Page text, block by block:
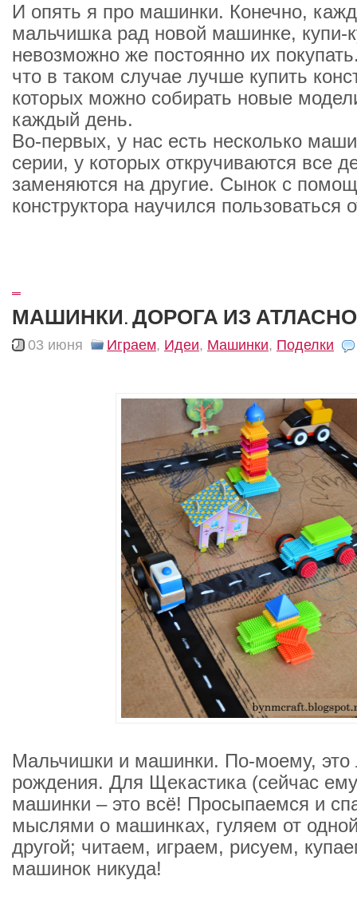
И опять я про машинки. Конечно,
мальчишка рад новой машинке, купи-
невозможно же постоянно их
что в таком случае лучше купить
которых можно собирать новые
каждый день.
Во-первых, у нас есть несколько
серии, у которых откручиваются все
заменяются на другие. Сынок с
конструктора научился пользоваться
МАШИНКИ. ДОРОГА ИЗ
03 июня Играем, Идеи, Машинки, Поделки
Мальчишки и машинки. По-моему, это
рождения. Для Щекастика (сейчас
машинки – это всё! Просыпаемся и
мыслями о машинках, гуляем от
другой; читаем, играем, рисуем,
машинок никуда!